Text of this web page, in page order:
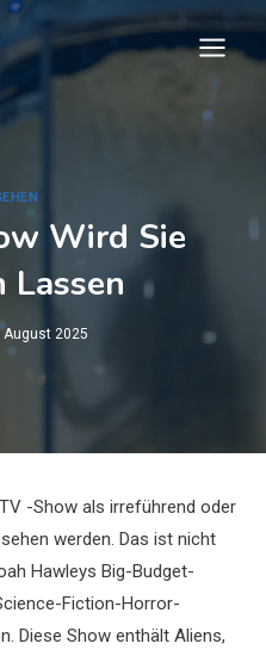
Wird Sie
Lassen
August 2025
-Show als irreführend oder
werden. Das ist nicht
Hawleys Big-Budget-
Fiction-Horror-
Diese Show enthält Aliens,